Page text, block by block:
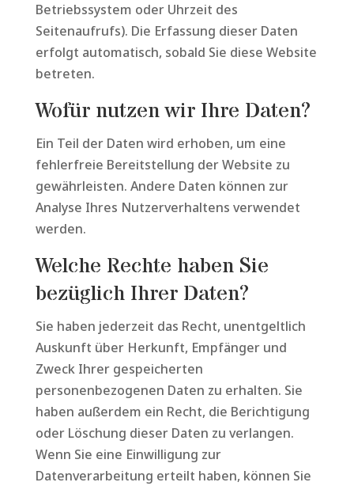
Betriebssystem oder Uhrzeit des
Seitenaufrufs). Die Erfassung dieser Daten
erfolgt automatisch, sobald Sie diese Website
betreten.
Wofür nutzen wir Ihre Daten?
Ein Teil der Daten wird erhoben, um eine
fehlerfreie Bereitstellung der Website zu
gewährleisten. Andere Daten können zur
Analyse Ihres Nutzerverhaltens verwendet
werden.
Welche Rechte haben Sie
bezüglich Ihrer Daten?
Sie haben jederzeit das Recht, unentgeltlich
Auskunft über Herkunft, Empfänger und
Zweck Ihrer gespeicherten
personenbezogenen Daten zu erhalten. Sie
haben außerdem ein Recht, die Berichtigung
oder Löschung dieser Daten zu verlangen.
Wenn Sie eine Einwilligung zur
Datenverarbeitung erteilt haben, können Sie